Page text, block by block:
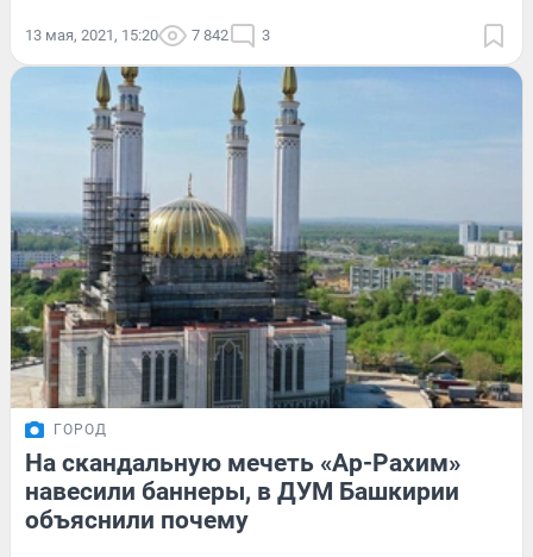
13 мая, 2021, 15:20 7 842 3
ГОРОД
На скандальную мечеть «Ар-Рахим»
навесили баннеры, в ДУМ Башкирии
объяснили почему